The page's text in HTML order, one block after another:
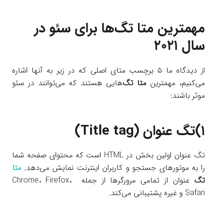
مهمترین متا تگ‌ها برای سئو در
سال ۲۰۲۱
از دیدگاه ما ۵ برچسب متای اصلی که در زیر به آنها اشاره
می‌کنیم، مهمترینمتا تگ‌هایی هستند که می‌توانند در سئو
موثر باشند:
۱) تگ عنوان (Title tag)
تگ عنوان اولین بخش در HTML است که محتوای صفحه شما
را به موتورهای جستجو و کاربران اینترنت نمایش می‌دهد. متا
تگ
عنوان از تمامی مرورگرها از جمله Chrome، Firefox،
Safari و غیره پشتیبانی می‌کند.